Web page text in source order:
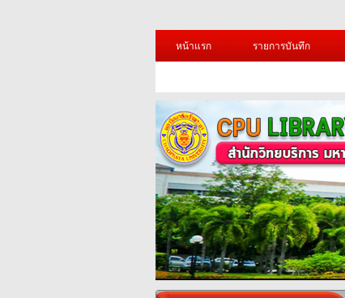
หน้าแรก
รายการบันทึก